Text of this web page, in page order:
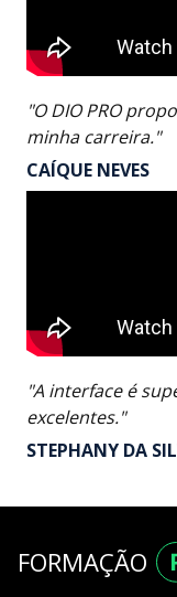
"O DIO PRO
minha carreira."
CAÍQUE NEVES
"A interface é
excelentes."
STEPHANY DA
FORMAÇÃO